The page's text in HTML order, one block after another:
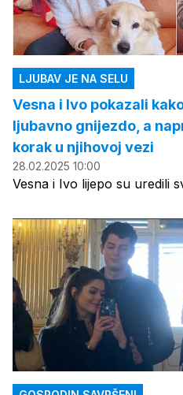
LJUBAV JE NA SELU
Vesna i Ivo pokazali
ljubavno gnijezdo, a
korak u njihovoj vezi
28.02.2025 10:00
Vesna i Ivo lijepo su uredili